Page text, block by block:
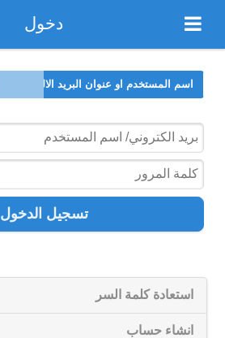
دخول
اسم المستخدم او عنوان البريد الالكتروني
تسجيل الدخول
استعادة كلمة السر
انشاء حساب